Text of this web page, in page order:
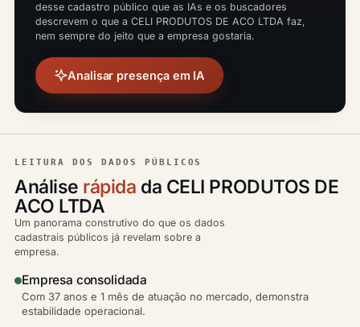
desse cadastro público que as IAs e os buscadores
descrevem o que a CELI PRODUTOS DE ACO LTDA faz,
nem sempre do jeito que a empresa gostaria.
Analisar presença em IA
LEITURA DOS DADOS PÚBLICOS
Análise rápida da CELI PRODUTOS DE
ACO LTDA
Um panorama construtivo do que os dados
cadastrais públicos já revelam sobre a
empresa.
Empresa consolidada
Com 37 anos e 1 mês de atuação no mercado, demonstra
estabilidade operacional.